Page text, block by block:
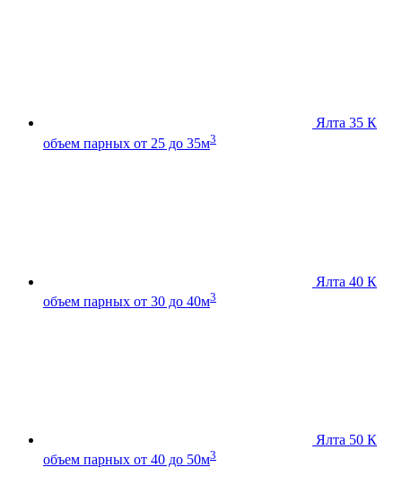
Ялта 35 К
объем парных от 25 до 35м3
Ялта 40 К
объем парных от 30 до 40м3
Ялта 50 К
объем парных от 40 до 50м3